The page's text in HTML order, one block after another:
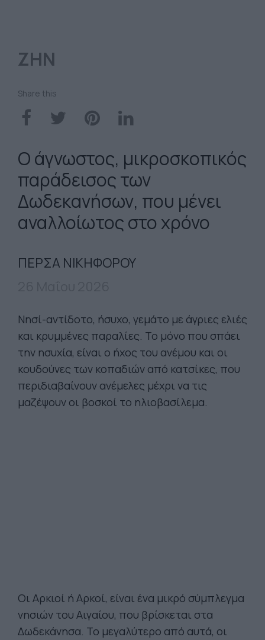
ΖΗΝ
Share this
Ο άγνωστος, μικροσκοπικός
παράδεισος των
Δωδεκανήσων, που μένει
αναλλοίωτος στο χρόνο
ΠΕΡΣΑ ΝΙΚΗΦΟΡΟΥ
Νησί-αντίδοτο, ήσυχο, γεμάτο με άγριες ελιές
και κρυμμένες παραλίες. Το μόνο που σπάει
την ησυχία, είναι ο ήχος του ανέμου και οι
κουδούνες των κοπαδιών από κατσίκες, που
περιδιαβαίνουν ανέμελες μέχρι να τις
μαζέψουν οι βοσκοί το ηλιοβασίλεμα.
Οι Αρκιοί ή Αρκοί, είναι ένα μικρό σύμπλεγμα
νησιών του Αιγαίου, που βρίσκεται στα
Δωδεκάνησα. Το μεγαλύτερο από αυτά, οι